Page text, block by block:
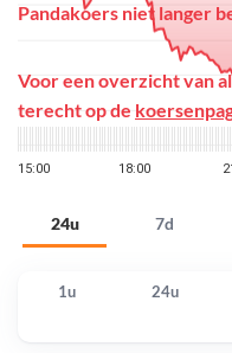
24u 7d
Pandakoers niet langer
Voor een overzicht van
terecht op de
1u 24u